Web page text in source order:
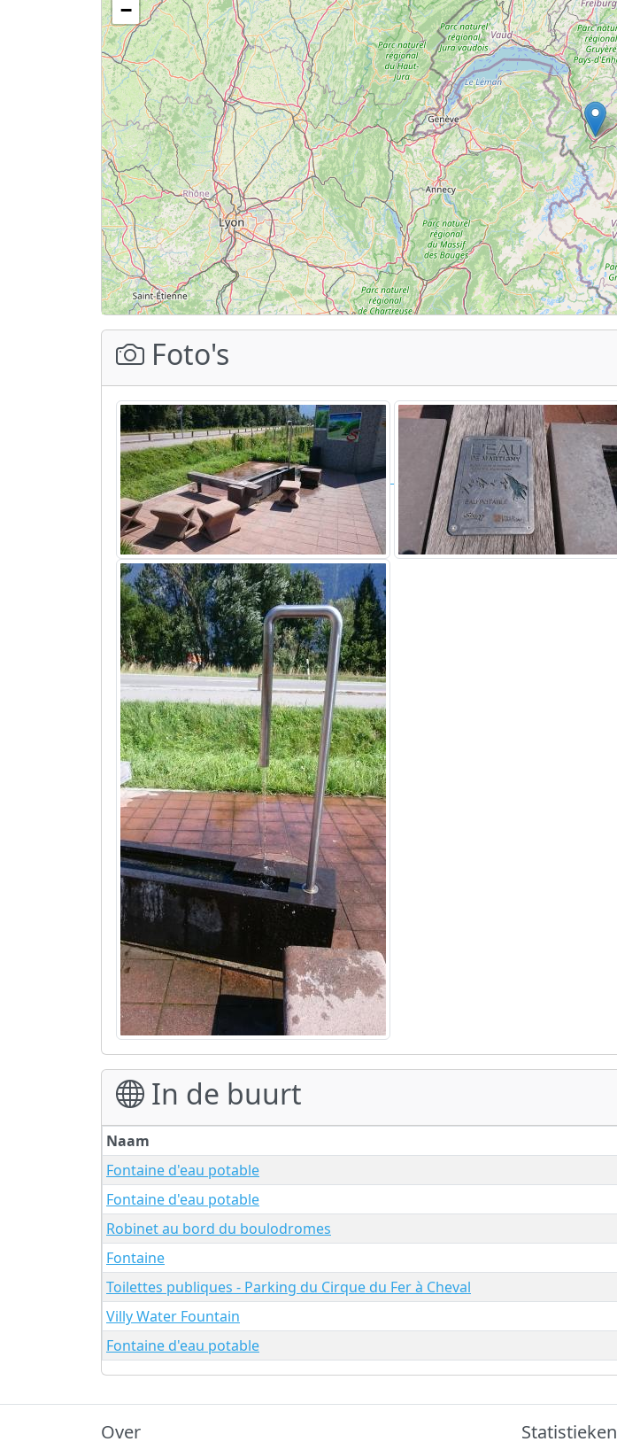
−
Foto's
In de buurt
Naam
Fontaine d'eau potable
Fontaine d'eau potable
Robinet au bord du boulodromes
Fontaine
Toilettes publiques - Parking du Cirque du Fer à Cheval
Villy Water Fountain
Fontaine d'eau potable
Over Statistieken